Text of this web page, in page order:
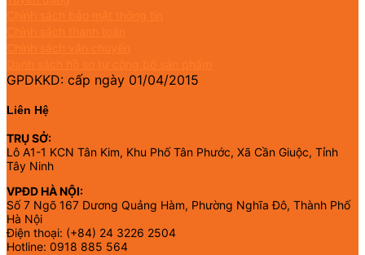
GPDKKD: cấp ngày 01/04/2015
Liên Hệ
TRỤ SỞ:
Lô A1-1 KCN Tân Kim, Khu Phố Tân Phước, Xã Cần Giuộc, Tỉnh
Tây Ninh
VPĐD HÀ NỘI:
Số 7 Ngõ 167 Dương Quảng Hàm, Phường Nghĩa Đô, Thành Phố
Hà Nội
Điện thoại: (+84) 24 3226 2504
Hotline: 0918 885 564